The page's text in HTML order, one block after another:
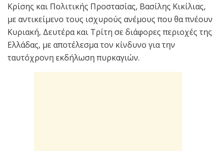
Κρίσης και Πολιτικής Προστασίας, Βασίλης Κικίλιας,
με αντικείμενο τους ισχυρούς ανέμους που θα πνέουν
Κυριακή, Δευτέρα και Τρίτη σε διάφορες περιοχές της
Ελλάδας, με αποτέλεσμα τον κίνδυνο για την
ταυτόχρονη εκδήλωση πυρκαγιών.